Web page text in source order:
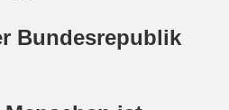
Bundesrepublik
Berlin zur